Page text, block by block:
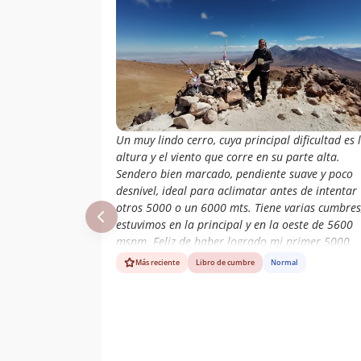
Campos
16/12/21
Titan Yañez
Polidori
Ignacio Figueroa
San Martín
03/11/21
Rudy Matus
27/08/21 Erick Vera
27/08/21 Erick Vera
17/07/21 Felipe Valdes
12/01/21 Monica Vicens
Un muy lindo cerro, cuya principal dificultad es
altura y el viento que corre en su parte alta.
Sendero bien marcado, pendiente suave y poco
desnivel, ideal para aclimatar antes de intentar
otros 5000 o un 6000 mts. Tiene varias
estuvimos en la principal y en la oeste de 5600
msnm. Feliz de haber logrado mi primer 5000
mts!!!!Más reciente Libro de cumbre Normal